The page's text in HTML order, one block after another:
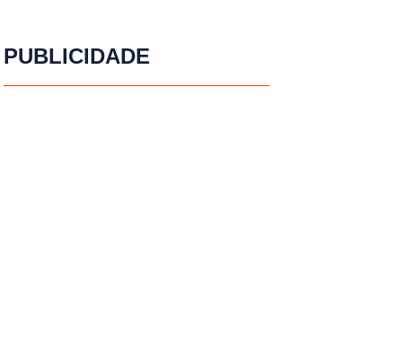
PUBLICIDADE